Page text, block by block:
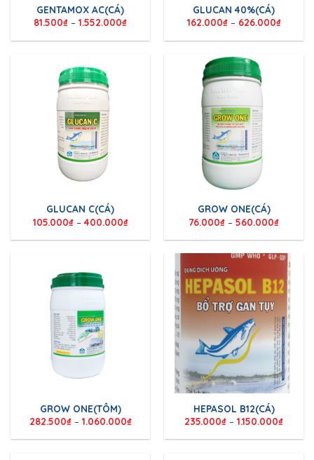
GENTAMOX AC(CÁ)
81.500₫ – 1.552.000₫
GLUCAN 40%(CÁ)
162.000₫– 626.000₫
GLUCAN C(CÁ)
105.000₫–400.000₫
GROW ONE(CÁ)
76.000₫ – 560.000₫
GROW ONE(TÔM)
282.500₫– 1.060.000₫
HEPASOL B12(CÁ)
235.000₫ – 1.150.000₫